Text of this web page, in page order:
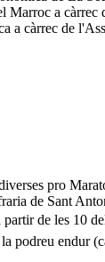
Marroc a càrrec
a càrrec de
pro
de Sant
partir de les 10
podreu endur